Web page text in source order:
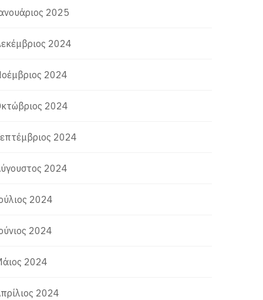
2025
2024
2024
2024
2024
2024
2024
2024
2024
2024